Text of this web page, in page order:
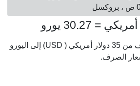
يتم عرض أسعار الصرف من 35 دولار أمريكي ( USD) إلى اليورو